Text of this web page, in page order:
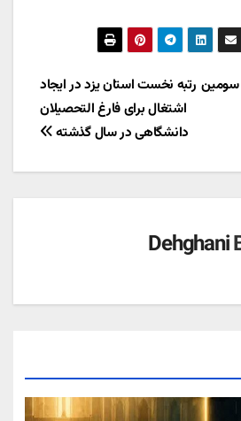
رتبه نخست استان یزد در ایجاد
اشتغال برای فارغ التحصیلان
دانشگاهی در سال گذشته
سومین
Dehghani